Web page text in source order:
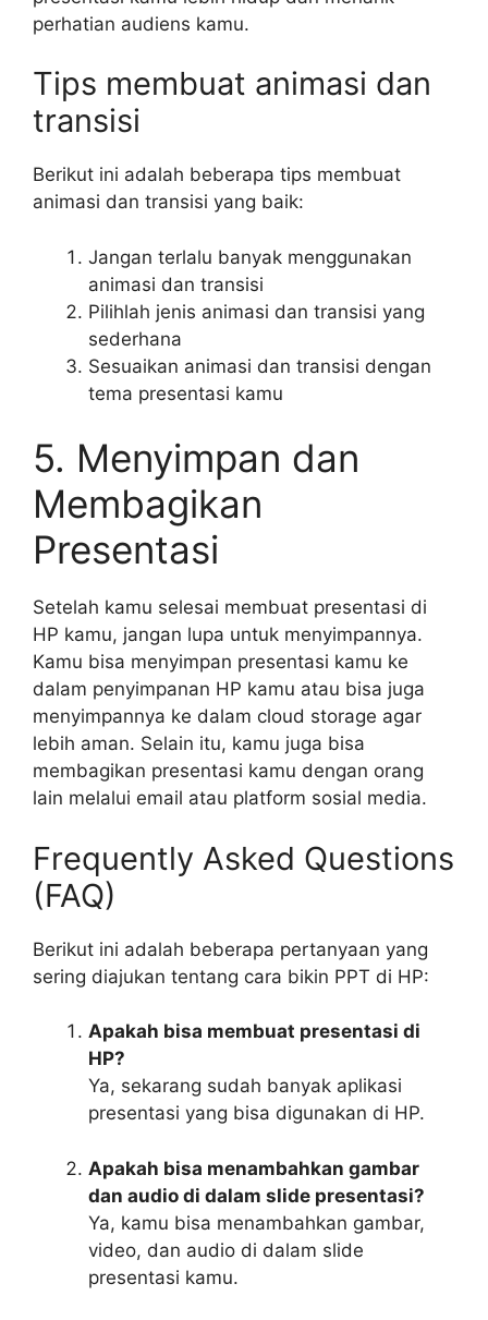
perhatian audiens kamu.
Tips membuat animasi dan
transisi
Berikut ini adalah beberapa tips membuat
animasi dan transisi yang baik:
Jangan terlalu banyak menggunakan
animasi dan transisi
Pilihlah jenis animasi dan transisi yang
sederhana
Sesuaikan animasi dan transisi dengan
tema presentasi kamu
5. Menyimpan dan
Membagikan
Presentasi
Setelah kamu selesai membuat presentasi di
HP kamu, jangan lupa untuk menyimpannya.
Kamu bisa menyimpan presentasi kamu ke
dalam penyimpanan HP kamu atau bisa juga
menyimpannya ke dalam cloud storage agar
lebih aman. Selain itu, kamu juga bisa
membagikan presentasi kamu dengan orang
lain melalui email atau platform sosial media.
Frequently Asked Questions
(FAQ)
Berikut ini adalah beberapa pertanyaan yang
sering diajukan tentang cara bikin PPT di HP:
Apakah bisa membuat presentasi di
HP?
Ya, sekarang sudah banyak aplikasi
presentasi yang bisa digunakan di HP.
Apakah bisa menambahkan gambar
dan audio di dalam slide presentasi?
Ya, kamu bisa menambahkan gambar,
video, dan audio di dalam slide
presentasi kamu.